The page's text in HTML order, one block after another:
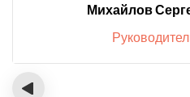
Михайлов
‹